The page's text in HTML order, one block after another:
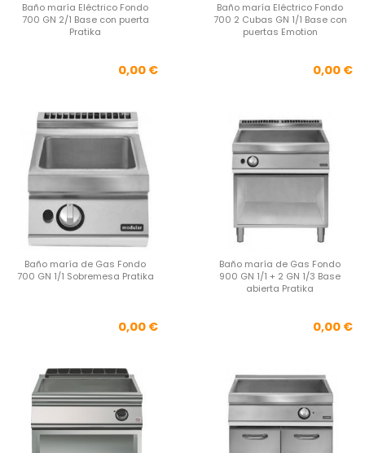
Baño maría Eléctrico Fondo
700 GN 2/1 Base con puerta
Pratika
Precio
0,00 €
Baño maría Eléctrico Fondo
700 2 Cubas GN 1/1 Base con
puertas Emotion
0,00 €
Baño maría de Gas Fondo
700 GN 1/1 Sobremesa Pratika
Precio
0,00 €
Baño maría de Gas Fondo
900 GN 1/1 + 2 GN 1/3 Base
abierta Pratika
0,00 €